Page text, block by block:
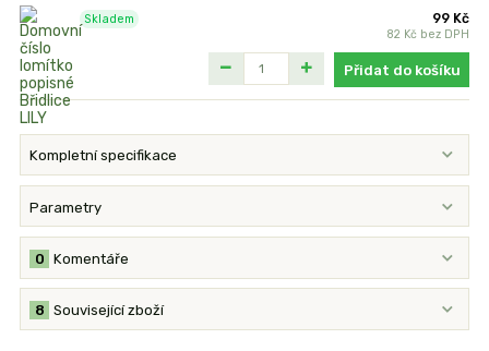
99 Kč
82 Kč bez DPH
Skladem
Přidat do košíku
Kompletní specifikace
Parametry
Komentáře
0
Související zboží
8